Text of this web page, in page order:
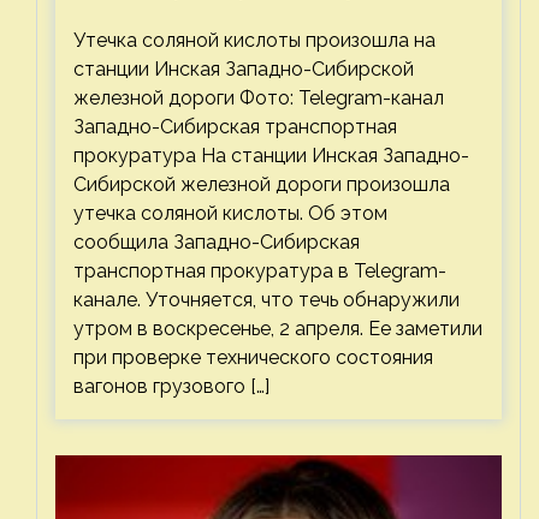
Утечка соляной кислоты произошла на
станции Инская Западно-Сибирской
железной дороги Фото: Telegram-канал
Западно-Сибирская транспортная
прокуратура На станции Инская Западно-
Сибирской железной дороги произошла
утечка соляной кислоты. Об этом
сообщила Западно-Сибирская
транспортная прокуратура в Telegram-
канале. Уточняется, что течь обнаружили
утром в воскресенье, 2 апреля. Ее заметили
при проверке технического состояния
вагонов грузового […]